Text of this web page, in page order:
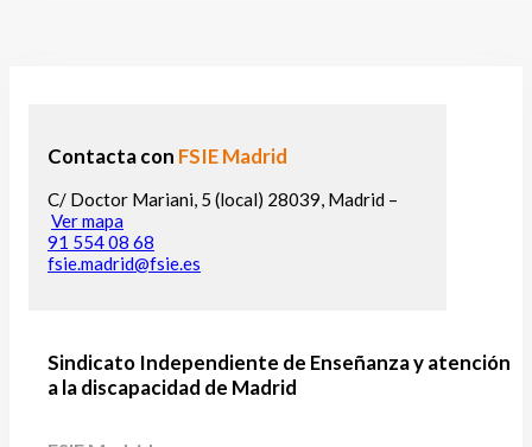
Contacta con FSIE Madrid
C/ Doctor Mariani, 5 (local) 28039, Madrid –
Ver mapa
91 554 08 68
fsie.madrid@fsie.es
Sindicato Independiente de Enseñanza y atención
a la discapacidad de Madrid